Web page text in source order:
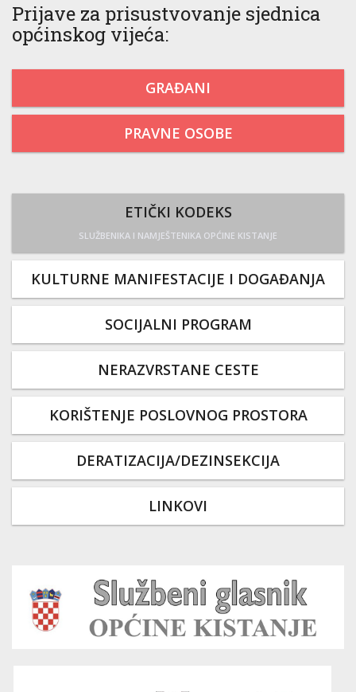
Prijave za prisustvovanje sjednica
općinskog vijeća:
GRAĐANI
PRAVNE OSOBE
ETIČKI KODEKS
SLUŽBENIKA I NAMJEŠTENIKA OPĆINE KISTANJE
KULTURNE MANIFESTACIJE I DOGAĐANJA
SOCIJALNI PROGRAM
NERAZVRSTANE CESTE
KORIŠTENJE POSLOVNOG PROSTORA
DERATIZACIJA/DEZINSEKCIJA
LINKOVI